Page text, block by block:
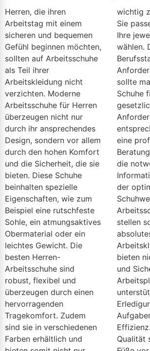
Herren, die ihren
Arbeitstag mit einem
sicheren und bequemen
Gefühl beginnen möchten,
sollten auf Arbeitsschuhe
als Teil ihrer
Arbeitskleidung nicht
verzichten. Moderne
Arbeitsschuhe für Herren
überzeugen nicht nur
durch ihr ansprechendes
Design, sondern vor allem
durch den hohen Komfort
und die Sicherheit, die sie
bieten. Diese Schuhe
beinhalten spezielle
Eigenschaften, wie zum
Beispiel eine rutschfeste
Sohle, ein atmungsaktives
Obermaterial oder ein
leichtes Gewicht. Die
besten Herren-
Arbeitsschuhe sind
robust, flexibel und
überzeugen durch einen
hervorragenden
Tragekomfort. Zudem
sind sie in verschiedenen
Farben erhältlich und
wichtig zu beachten, dass
Sie passende Schuhe für
Ihre jeweilige Tätigkeit
wählen. Da jeder
Berufsstand andere
Anforderungen mitbringt,
sollte man die richtigen
Schuhe finden, die den
gesetzlichen
Anforderungen
entsprechen. So liefert
eine professionelle
Beratung im Fachgeschäft
die notwendigen
Informationen bezüglich
der optimalen Wahl des
Schuhwerks.
Arbeitsschuhe für Herren
stellen somit ein
absolutes Muss in der
Arbeitskleidung dar: Sie
bieten nicht nur Komfort
und Sicherheit am
Arbeitsplatz, sondern
unterstützen auch bei der
Erledigung der täglichen
Aufgaben mit maximaler
Effizienz. Wer also auf
Qualität setzt und seine